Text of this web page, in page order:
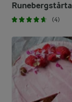
Runebergstårta
(4)